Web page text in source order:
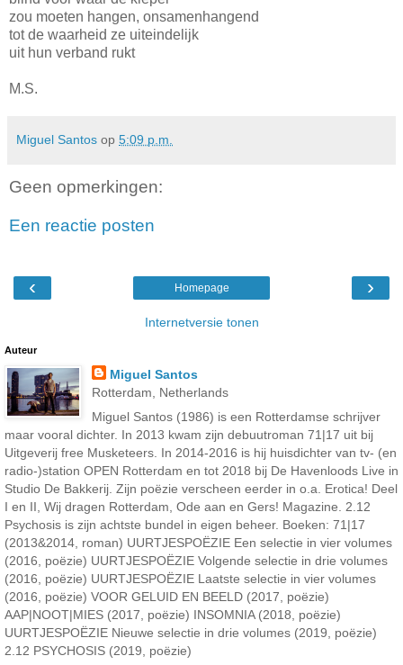
zou moeten hangen, onsamenhangend
tot de waarheid ze uiteindelijk
uit hun verband rukt
M.S.
Miguel Santos op 5:09 p.m.
Geen opmerkingen:
Een reactie posten
‹ ›
Homepage
Internetversie tonen
Auteur
Miguel Santos
Rotterdam, Netherlands
Miguel Santos (1986) is een Rotterdamse schrijver
maar vooral dichter. In 2013 kwam zijn debuutroman 71|17 uit bij
Uitgeverij free Musketeers. In 2014-2016 is hij huisdichter van tv- (en
radio-)station OPEN Rotterdam en tot 2018 bij De Havenloods Live in
Studio De Bakkerij. Zijn poëzie verscheen eerder in o.a. Erotica! Deel
I en II, Wij dragen Rotterdam, Ode aan en Gers! Magazine. 2.12
Psychosis is zijn achtste bundel in eigen beheer. Boeken: 71|17
(2013&2014, roman) UURTJESPOËZIE Een selectie in vier volumes
(2016, poëzie) UURTJESPOËZIE Volgende selectie in drie volumes
(2016, poëzie) UURTJESPOËZIE Laatste selectie in vier volumes
(2016, poëzie) VOOR GELUID EN BEELD (2017, poëzie)
AAP|NOOT|MIES (2017, poëzie) INSOMNIA (2018, poëzie)
UURTJESPOËZIE Nieuwe selectie in drie volumes (2019, poëzie)
2.12 PSYCHOSIS (2019, poëzie)